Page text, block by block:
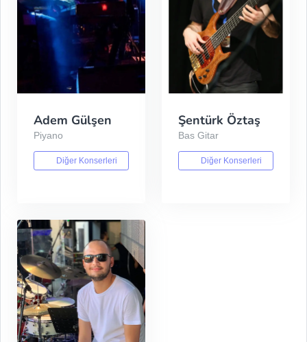
Adem Gülşen
Piyano
Diğer Konserleri
Şentürk Öztaş
Bas Gitar
Diğer Konserleri